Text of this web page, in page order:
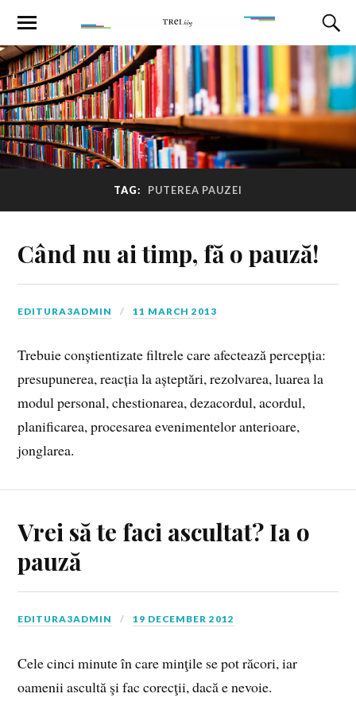
TAG: PUTEREA PAUZEI
Când nu ai timp, fă o pauză!
EDITURA3ADMIN 11 MARCH 2013
Trebuie conștientizate filtrele care afectează percepția:
presupunerea, reacția la așteptări, rezolvarea, luarea la
modul personal, chestionarea, dezacordul, acordul,
planificarea, procesarea evenimentelor anterioare,
jonglarea.
Vrei să te faci ascultat? Ia o
pauză
EDITURA3ADMIN 19 DECEMBER 2012
Cele cinci minute în care minţile se pot răcori, iar
oamenii ascultă şi fac corecţii, dacă e nevoie.